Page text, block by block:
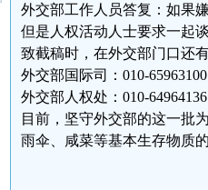
外交部工作人员答复：如果
但是人权活动人士要求一起
致截稿时，在外交部门口还
外交部国际司：010-
外交部人权处：010-
目前，坚守外交部的这一批
雨伞、咸菜等基本生存物质